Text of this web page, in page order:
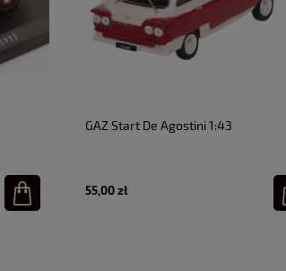
GAZ Start De Agostini 1:43
55,00 zł